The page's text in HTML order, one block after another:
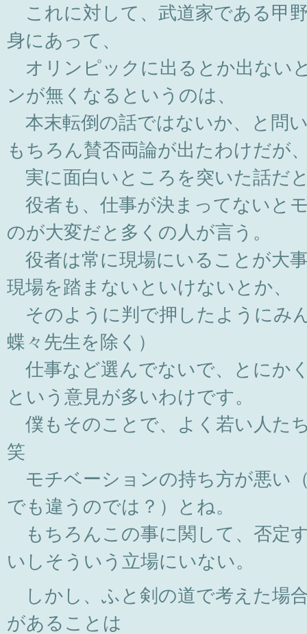
これに対して、武道家である甲
身にあって、
オリンピックに出るとか出ない
ンが無くなるというのは、
本末転倒の話ではないか、と問
もちろん賛否両論が出たわけだが
実に面白いところを突いた話だ
役者も、仕事が決まってないと
のが大変だと多くの人が言う。
役者は常に現場にいることが大
現場を踏まないといけないとか、
そのように判で押したようにみ
蝶々先生を除く）
仕事など選んでないで、とにか
という意見が多いわけです。
僕もそのことで、よく若い人た
笑
モチベーションの持ち方が悪い
でも違うのでは？）とね。
もちろんこの事に関して、否定
いしそういう立場にいない。
しかし、ふと剣の道で考えた場
があることは